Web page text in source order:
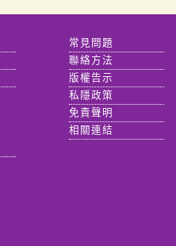
常見問題
聯絡方法
版權告示
私隱政策
免責聲明
相關連結